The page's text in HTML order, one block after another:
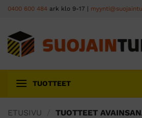
Skip
content
0400 600 484 ark klo 9-17 |
TUOTTEET
ETUSIVU
TUOTTEET